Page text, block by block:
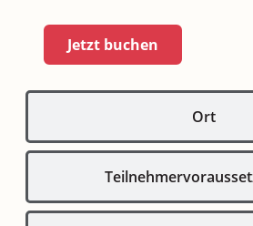
Ort
Jetzt buchen